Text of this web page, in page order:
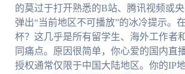
的莫过于打开熟悉的B站、腾讯视频或
弹出“当前地区不可播放”的冰冷提示。
杯？这几乎是所有留学生、海外工作者
同痛点。原因很简单，你心爱的国内直
授权通常仅限于中国大陆地区。你的IP